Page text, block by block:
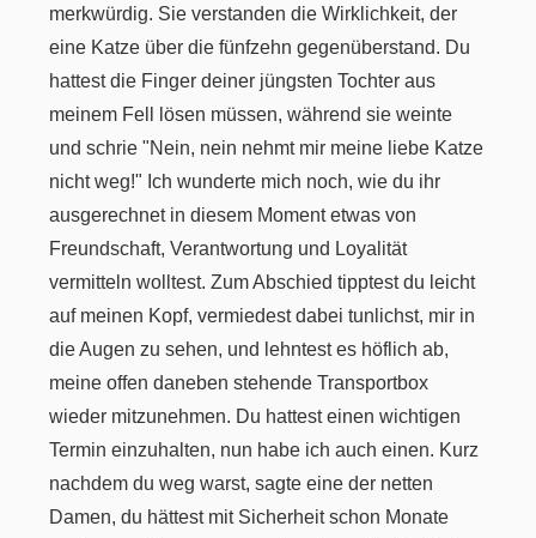
merkwürdig. Sie verstanden die Wirklichkeit, der
eine Katze über die fünfzehn gegenüberstand. Du
hattest die Finger deiner jüngsten Tochter aus
meinem Fell lösen müssen, während sie weinte
und schrie "Nein, nein nehmt mir meine liebe Katze
nicht weg!" Ich wunderte mich noch, wie du ihr
ausgerechnet in diesem Moment etwas von
Freundschaft, Verantwortung und Loyalität
vermitteln wolltest. Zum Abschied tipptest du leicht
auf meinen Kopf, vermiedest dabei tunlichst, mir in
die Augen zu sehen, und lehntest es höflich ab,
meine offen daneben stehende Transportbox
wieder mitzunehmen. Du hattest einen wichtigen
Termin einzuhalten, nun habe ich auch einen. Kurz
nachdem du weg warst, sagte eine der netten
Damen, du hättest mit Sicherheit schon Monate